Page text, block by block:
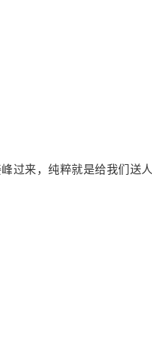
过来，纯粹就是给我们送人